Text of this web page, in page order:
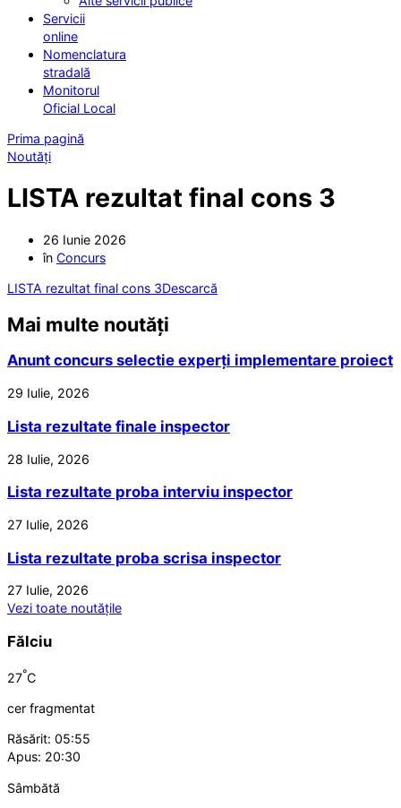
Servicii
online
Nomenclatura
stradală
Monitorul
Oficial Local
Prima pagină
Noutăți
LISTA rezultat final cons 3
26 Iunie 2026
în Concurs
LISTA rezultat final cons 3Descarcă
Mai multe noutăți
Anunt concurs selectie experți implementare proiect
29 Iulie, 2026
Lista rezultate finale inspector
28 Iulie, 2026
Lista rezultate proba interviu inspector
27 Iulie, 2026
Lista rezultate proba scrisa inspector
27 Iulie, 2026
Vezi toate noutățile
Fălciu
27°C
cer fragmentat
Răsărit: 05:55
Apus: 20:30
Sâmbătă